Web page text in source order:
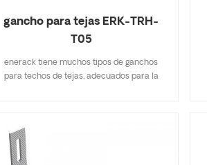
gancho para tejas ERK-TRH-
T05
enerack tiene muchos tipos de ganchos
para techos de tejas, adecuados para la
importantes le ahorra costos de inventario,
rápido y fácil de instalar. enerack tiene una
gran variedad de ganchos de techo brindan